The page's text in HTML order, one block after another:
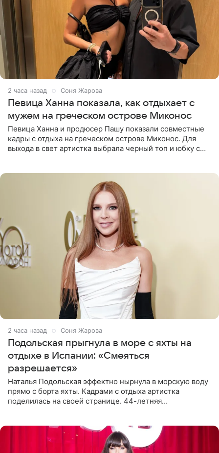
2 часа назад Соня Жарова
Певица Ханна показала, как отдыхает с
мужем на греческом острове Миконос
Певица Ханна и продюсер Пашу показали совместные
кадры с отдыха на греческом острове Миконос. Для
выхода в свет артистка выбрала черный топ и юбку с
2 часа назад Соня Жарова
Подольская прыгнула в море с яхты на
отдыхе в Испании: «Смеяться
разрешается»
Наталья Подольская эффектно нырнула в морскую воду
прямо с борта яхты. Кадрами с отдыха артистка
поделилась на своей странице. 44-летняя